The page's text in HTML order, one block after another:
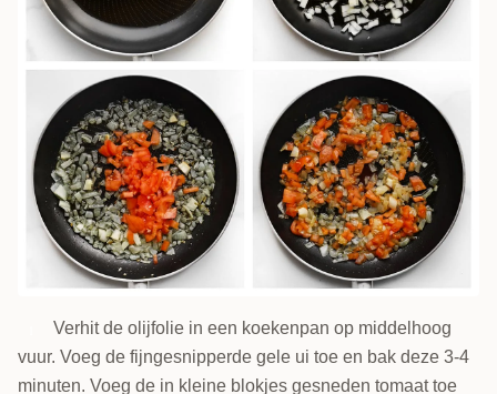
Verhit de olijfolie in een koekenpan op middelhoog
vuur. Voeg de fijngesnipperde gele ui toe en bak deze 3-4
minuten. Voeg de in kleine blokjes gesneden tomaat toe